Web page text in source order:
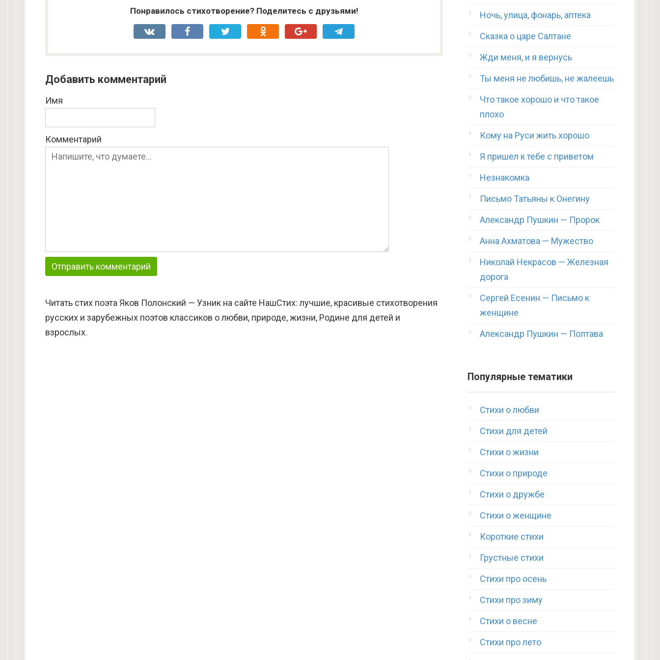
Понравилось стихотворение? Поделитесь с друзьями!
Добавить комментарий
Имя
Комментарий
Читать стих поэта Яков Полонский — Узник на сайте НашСтих: лучшие, красивые стихотворения
русских и зарубежных поэтов классиков о любви, природе, жизни, Родине для детей и
взрослых.
Ночь, улица, фонарь, аптека
Сказка о царе Салтане
Жди меня, и я вернусь
Ты меня не любишь, не жалеешь
Что такое хорошо и что такое
плохо
Кому на Руси жить хорошо
Я пришел к тебе с приветом
Незнакомка
Письмо Татьяны к Онегину
Александр Пушкин — Пророк
Анна Ахматова — Мужество
Николай Некрасов — Железная
дорога
Сергей Есенин — Письмо к
женщине
Александр Пушкин — Полтава
Популярные тематики
Стихи о любви
Стихи для детей
Стихи о жизни
Стихи о природе
Стихи о дружбе
Стихи о женщине
Короткие стихи
Грустные стихи
Стихи про осень
Стихи про зиму
Стихи о весне
Стихи про лето